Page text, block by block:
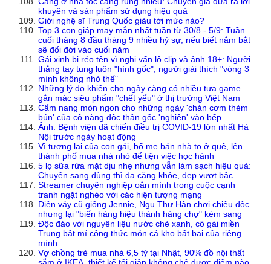
khuyên và sản phẩm sử dụng hiệu quả
Giới nghệ sĩ Trung Quốc giàu tới mức nào?
Top 3 con giáp may mắn nhất tuần từ 30/8 - 5/9: Tuần
cuối tháng 8 đầu tháng 9 nhiều hỷ sự, nếu biết nắm bắt
sẽ đổi đời vào cuối năm
Gái xinh bị réo tên vì nghi vấn lộ clip và ảnh 18+: Người
thẳng tay tung luôn "hình gốc", người giải thích "vòng 3
mình không nhỏ thế"
Những lý do khiến cho ngày càng có nhiều tựa game
gắn mác siêu phẩm "chết yểu" ở thị trường Việt Nam
Cẩm nang món ngon cho những ngày 'chán cơm thèm
bún' của cô nàng độc thân gốc 'nghiện' vào bếp
Ảnh: Bệnh viện dã chiến điều trị COVID-19 lớn nhất Hà
Nội trước ngày hoạt động
Vì tương lai của con gái, bố mẹ bán nhà to ở quê, lên
thành phố mua nhà nhỏ để tiện việc học hành
5 lọ sữa rửa mặt dịu nhẹ nhưng vẫn làm sạch hiệu quả:
Chuyển sang dùng thì da căng khỏe, đẹp vượt bậc
Streamer chuyên nghiệp oằn mình trong cuộc cạnh
tranh ngặt nghèo với các hiện tượng mạng
Diện váy cũ giống Jennie, Ngu Thư Hân chơi chiêu độc
nhưng lại "biến hàng hiệu thành hàng chợ" kém sang
Độc đáo với nguyên liệu nước chè xanh, cô gái miền
Trung bật mí công thức món cá kho bất bại của riêng
mình
Vợ chồng trẻ mua nhà 6,5 tỷ tại Nhật, 90% đồ nội thất